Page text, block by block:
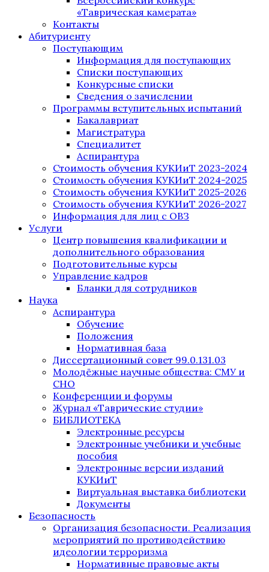
«Таврическая камерата»
Контакты
Абитуриенту
Поступающим
Информация для поступающих
Списки поступающих
Конкурсные списки
Сведения о зачислении
Программы вступительных испытаний
Бакалавриат
Магистратура
Специалитет
Аспирантура
Стоимость обучения КУКИиТ 2023-2024
Стоимость обучения КУКИиТ 2024-2025
Стоимость обучения КУКИиТ 2025-2026
Стоимость обучения КУКИиТ 2026-2027
Информация для лиц с ОВЗ
Услуги
Центр повышения квалификации и
дополнительного образования
Подготовительные курсы
Управление кадров
Бланки для сотрудников
Наука
Аспирантура
Обучение
Положения
Нормативная база
Диссертационный совет 99.0.131.03
Молодёжные научные общества: СМУ и
СНО
Конференции и форумы
Журнал «Таврические студии»
БИБЛИОТЕКА
Электронные ресурсы
Электронные учебники и учебные
пособия
Электронные версии изданий
КУКИиТ
Виртуальная выставка библиотеки
Документы
Безопасность
Организация безопасности. Реализация
мероприятий по противодействию
идеологии терроризма
Нормативные правовые акты